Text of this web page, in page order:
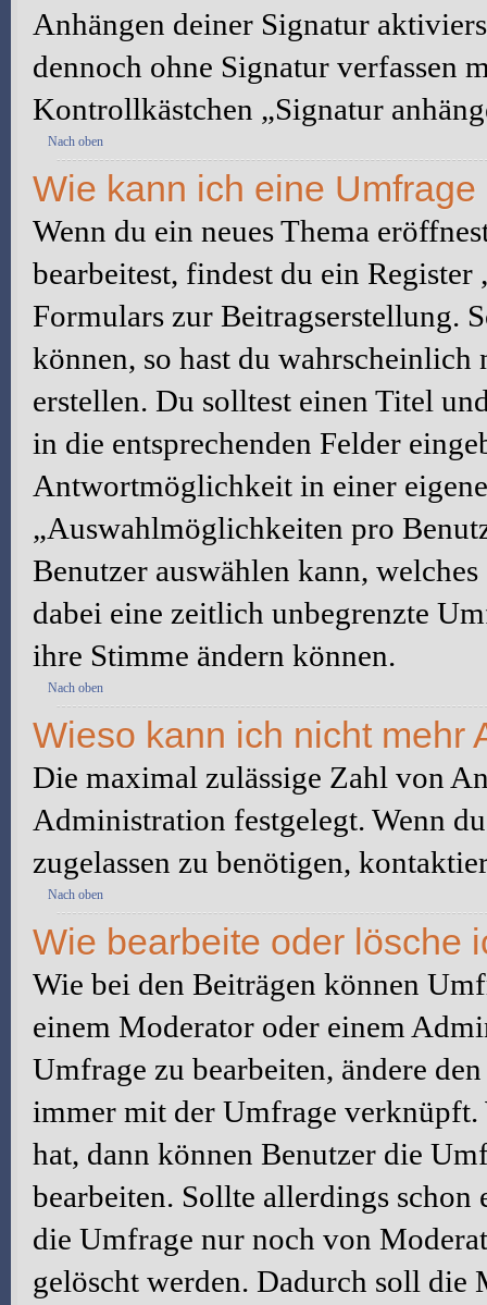
Anhängen deiner Signatur
dennoch ohne Signatur verfassen
Kontrollkästchen „Signatur
Nach oben
Wie kann ich eine
Wenn du ein neues Thema
bearbeitest, findest du ein
Formulars zur Beitragserstellung.
können, so hast du
erstellen. Du solltest einen Titel
in die entsprechenden Felder
Antwortmöglichkeit in einer
„Auswahlmöglichkeiten pro
Benutzer auswählen kann,
dabei eine zeitlich unbegrenzte
ihre Stimme ändern können.
Nach oben
Wieso kann ich nicht mehr
Die maximal zulässige Zahl von
Administration festgelegt. Wenn
zugelassen zu benötigen,
Nach oben
Wie bearbeite oder lösche
Wie bei den Beiträgen können
einem Moderator oder einem
Umfrage zu bearbeiten, ändere
immer mit der Umfrage verknüpft.
hat, dann können Benutzer die
bearbeiten. Sollte allerdings schon
die Umfrage nur noch von
gelöscht werden. Dadurch soll